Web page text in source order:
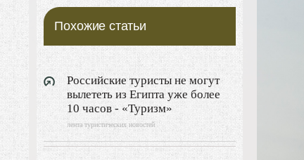
Похожие статьи
Российские туристы не могут
вылететь из Египта уже более
10 часов - «Туризм»
лента туристических новостей